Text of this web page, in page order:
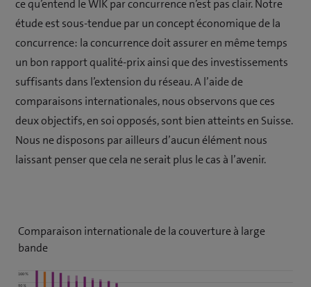
ce qu’entend le WIK par concurrence n’est pas clair. Notre
étude est sous-tendue par un concept économique de la
concurrence: la concurrence doit assurer en même temps
un bon rapport qualité-prix ainsi que des investissements
suffisants dans l’extension du réseau. A l’aide de
comparaisons internationales, nous observons que ces
deux objectifs, en soi opposés, sont bien atteints en Suisse.
Nous ne disposons par ailleurs d’aucun élément nous
laissant penser que cela ne serait plus le cas à l’avenir.
Comparaison internationale de la couverture à large
bande